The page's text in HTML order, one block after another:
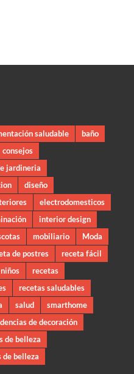
saludable
baño
consejos
jardineria
diseño
electrodomesticos
interior design
mobiliario
Moda
de postres
receta fácil
recetas
recetas saludables
salud
smarthome
de decoración
de belleza
de belleza